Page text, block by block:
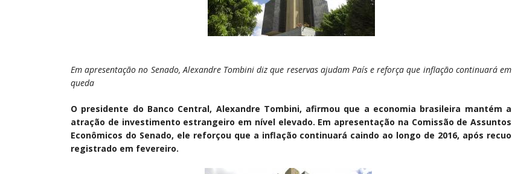
Em apresentação no Senado, Alexandre Tombini diz que reservas ajudam País e reforça que inflação continuará em
queda
O presidente do Banco Central, Alexandre Tombini, afirmou que a economia brasileira mantém a
atração de investimento estrangeiro em nível elevado. Em apresentação na Comissão de Assuntos
Econômicos do Senado, ele reforçou que a inflação continuará caindo ao longo de 2016, após recuo
registrado em fevereiro.